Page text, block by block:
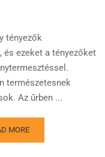
tényezők
és ezeket a tényezőket
természetesnek
Az űrben ...
MORE